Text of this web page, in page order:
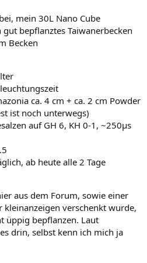
mein 30L Nano Cube
bepflanztes Taiwanerbecken
Becken
ca. 4 cm + ca. 2 cm Powder
ist noch unterwegs)
auf GH 6, KH 0-1, ~250µs
ab heute alle 2 Tage
aus dem Forum, sowie einer
kleinanzeigen verschenkt wurde,
üppig bepflanzen. Laut
drin, selbst kenn ich mich ja